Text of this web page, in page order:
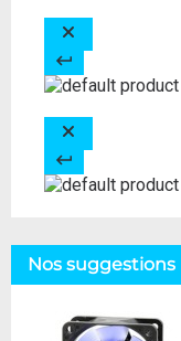
Nos suggestions